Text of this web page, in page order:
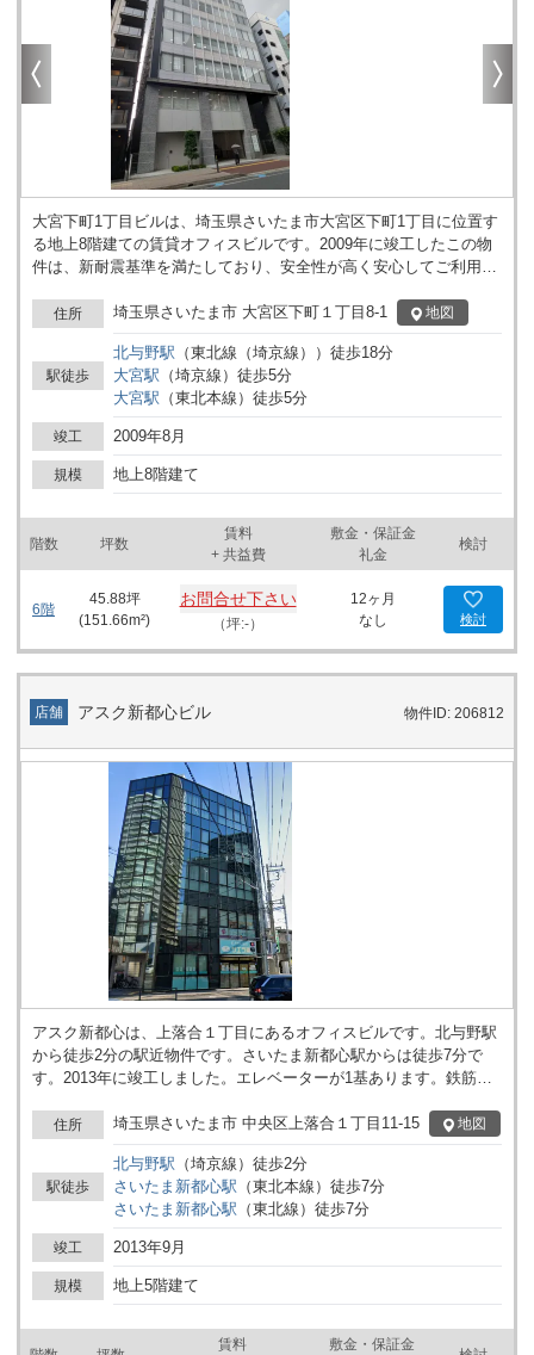
大宮下町1丁目ビルは、埼玉県さいたま市大宮区下町1丁目に位置す
る地上8階建ての賃貸オフィスビルです。2009年に竣工したこの物
件は、新耐震基準を満たしており、安全性が高く安心してご利用い
ネスの拠点として非常に魅力的です。 このビルは鉄骨プレキャスト
（HPC）構造で、耐久性とデザイン性に優れています。基準階は約
88坪の広さがあり、天井高は2800㎜と開放感があります。床は
100mmのOAフロア仕様で、オフィスレイアウトの自由度が高く、
さまざまなビジネスニーズに対応可能です。各階には個別空調が設
置されており、季節を問わず快適なオフィス環境を提供します。 設
備面では、24時間対応の機械警備が導入されており、セキュリティ
も万全です。エレベーターは3基設置されているため、移動もスム
ーズです。駐車場は平面式で15台、機械式立体駐車場で44台を収容
可能で、車での通勤にも便利です。トイレは男女別で、共用スペー
スに設置されており、プライバシーも確保されています。さらに、
光ファイバーが引き込まれており、快適なインターネット環境が整
金融機関としては群馬銀行大宮支店や第四銀行大宮支店が近隣にあ
り、ビジネスに必要な金融手続きもスムーズに行えます。商業施設
や飲食店も充実しており、ランチやアフターファイブの選択肢も豊
富です。さらに、大宮駅は複数の路線が交差するターミナル駅であ
り、東京方面へのアクセスも良好です。 大宮下町1丁目ビルは、そ
の優れた立地と充実した設備により、開業やオフィスの開設・移転
てこの物件を選ぶことで、利便性の高さと快適なオフィス環境を享
受することができます。大宮エリアの活気あるビジネス環境を背景
に、さらなる成長と成功を目指してみませんか。
住所 埼玉県さいたま市 大宮区下町１丁目8-1 地図
駅徒歩
北与野駅 （東北線（埼京線） ） 徒歩18分
大宮駅 （埼京線 ） 徒歩5分
大宮駅 （東北本線 ） 徒歩5分
竣工 2009年8月
規模 地上8階建て
階数 坪数
賃料
+ 共益費
敷金・保証金
礼金
検討
6階
45.88坪
(151.66m²)
お問合せ下さい
（坪:-）
12ヶ月
なし
検討
店舗 アスク新都心ビル 物件ID: 206812
アスク新都心は、上落合１丁目にあるオフィスビルです。北与野駅
から徒歩2分の駅近物件です。さいたま新都心駅からは徒歩7分で
す。2013年に竣工しました。エレベーターが1基あります。鉄筋コ
ります。周辺にはドラッグストアや飲食店、トヨタカローラがあり
ます。近隣には線路やショップビルがあり、大通りに面しているた
め車通りの多いエリアです。
住所 埼玉県さいたま市 中央区上落合１丁目11-15 地図
駅徒歩
北与野駅 （埼京線 ） 徒歩2分
さいたま新都心駅 （東北本線 ） 徒歩7分
さいたま新都心駅 （東北線 ） 徒歩7分
竣工 2013年9月
規模 地上5階建て
賃料
敷金・保証金